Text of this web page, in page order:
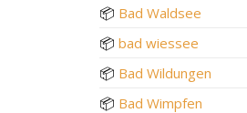
📦 Bad Waldsee
📦 bad wiessee
📦 Bad Wildungen
📦 Bad Wimpfen